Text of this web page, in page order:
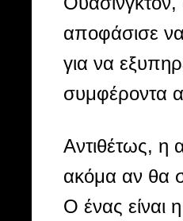
αποφάσισε
για να
συμφέροντα
Αντιθέτως, η
ακόμα αν θα
Ο ένας είναι